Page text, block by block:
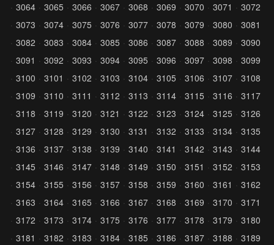
3064
3065 3066 3067 3068 3069 3070 3071
3072
3073
3074 3075 3076 3077 3078 3079 3080
3081
3082
3083 3084 3085 3086 3087 3088 3089
3090
3091
3092 3093 3094 3095 3096 3097 3098
3099
3100
3101 3102 3103 3104 3105 3106 3107
3108
3109
3110 3111 3112 3113 3114 3115 3116
3117
3118
3119 3120 3121 3122 3123 3124 3125
3126
3127
3128 3129 3130 3131 3132 3133 3134
3135
3136
3137 3138 3139 3140 3141 3142 3143
3144
3145
3146 3147 3148 3149 3150 3151 3152
3153
3154
3155 3156 3157 3158 3159 3160 3161
3162
3163
3164 3165 3166 3167 3168 3169 3170
3171
3172
3173 3174 3175 3176 3177 3178 3179
3180
3181
3182 3183 3184 3185 3186 3187 3188
3189